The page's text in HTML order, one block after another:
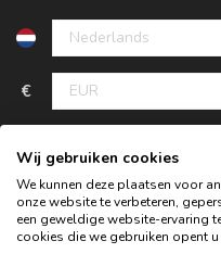
€
Wij gebruiken cookies
We kunnen deze plaatsen voor
onze website te verbeteren,
een geweldige website-ervaring
cookies die we gebruiken opent